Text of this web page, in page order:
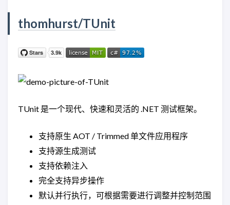
thomhurst/TUnit
TUnit 是一个现代、快速和灵活的 .NET 测试框架。
支持原生 AOT / Trimmed 单文件应用程序
支持源生成测试
支持依赖注入
完全支持异步操作
默认并行执行，可根据需要进行调整并控制范围